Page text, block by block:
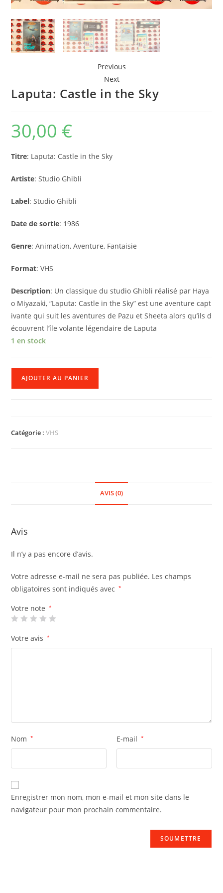
Previous
Next
Laputa: Castle in the Sky
30,00 €
Titre: Laputa: Castle in the Sky
Artiste: Studio Ghibli
Label: Studio Ghibli
Date de sortie: 1986
Genre: Animation, Aventure, Fantaisie
Format: VHS
Description: Un classique du studio Ghibli réalisé par Haya
o Miyazaki, “Laputa: Castle in the Sky” est une aventure capt
ivante qui suit les aventures de Pazu et Sheeta alors qu’ils d
écouvrent l’île volante légendaire de Laputa
1 en stock
AJOUTER AU PANIER
Catégorie :VHS
AVIS (0)
Avis
Il n’y a pas encore d’avis.
Votre adresse e-mail ne sera pas publiée. Les champs
obligatoires sont indiqués avec
*
Votre note *
Votre avis *
Nom * E-mail *
Enregistrer mon nom, mon e-mail et mon site dans le
navigateur pour mon prochain commentaire.